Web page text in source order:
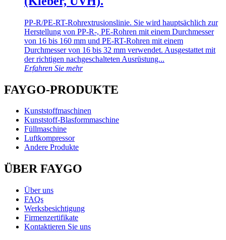
PP-R/PE-RT-Rohrextrusionslinie. Sie wird hauptsächlich zur
Herstellung von PP-R-, PE-Rohren mit einem Durchmesser
von 16 bis 160 mm und PE-RT-Rohren mit einem
Durchmesser von 16 bis 32 mm verwendet. Ausgestattet mit
der richtigen nachgeschalteten Ausrüstung...
Erfahren Sie mehr
FAYGO-PRODUKTE
Kunststoffmaschinen
Kunststoff-Blasformmaschine
Füllmaschine
Luftkompressor
Andere Produkte
ÜBER FAYGO
Über uns
FAQs
Werksbesichtigung
Firmenzertifikate
Kontaktieren Sie uns